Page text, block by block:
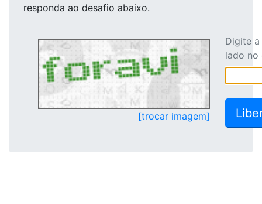
responda ao desafio abaixo.
[trocar imagem]
Digite
lado no